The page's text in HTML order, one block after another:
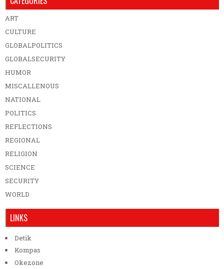
ART
CULTURE
GLOBALPOLITICS
GLOBALSECURITY
HUMOR
MISCALLENOUS
NATIONAL
POLITICS
REFLECTIONS
REGIONAL
RELIGION
SCIENCE
SECURITY
WORLD
LINKS
Detik
Kompas
Okezone